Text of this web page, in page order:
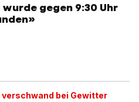
wurde gegen 9:30 Uhr
verschwand bei Gewitter